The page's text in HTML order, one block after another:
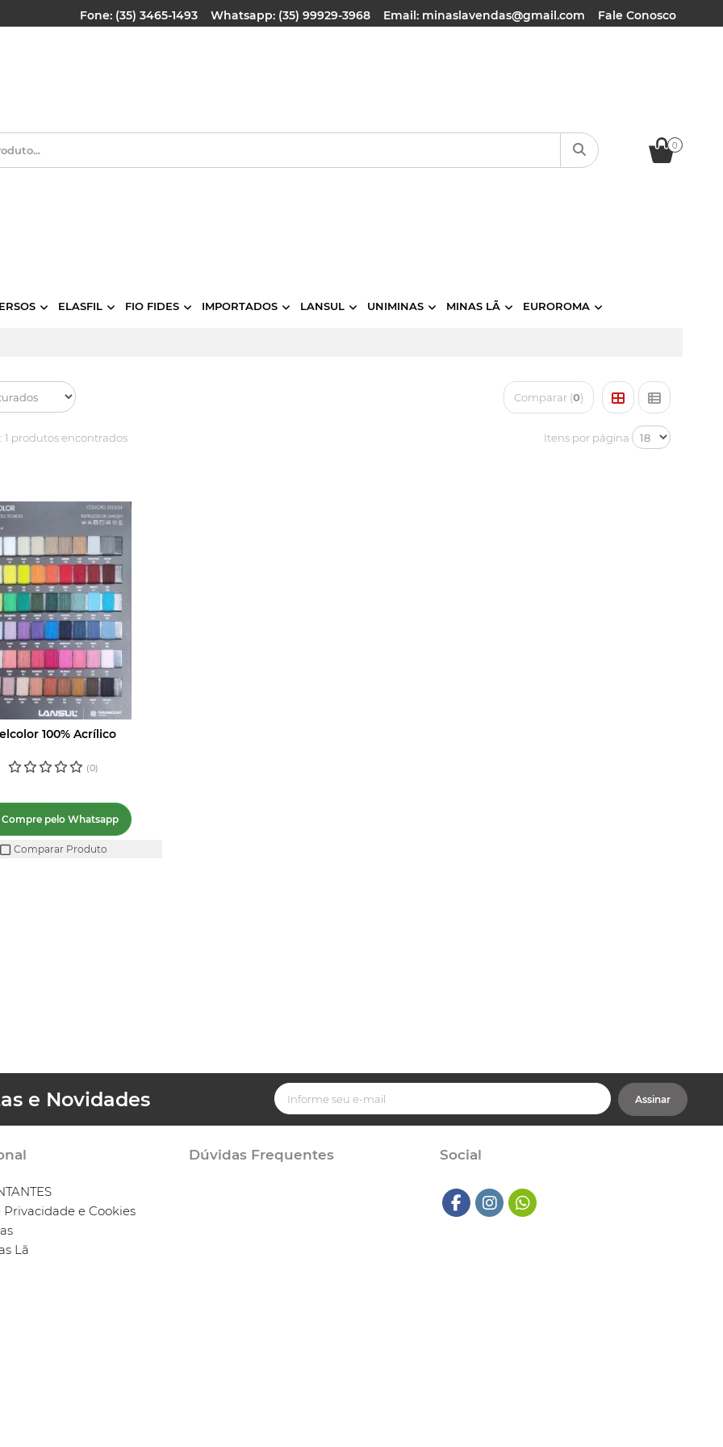
Fone: (35) 3465-1493 Whatsapp: (35) 99929-3968 Email: minaslavendas@gmail.com Fale Conosco
0
ELASFIL FIO FIDES IMPORTADOS LANSUL UNIMINAS MINAS LÃ EUROROMA
Comparar (0)
1 produtos encontrados Itens por página
100% Acrílico
(0)
Compre pelo Whatsapp
Comparar Produto
e Novidades Assinar
e Cookies
Lã
Dúvidas Frequentes Social